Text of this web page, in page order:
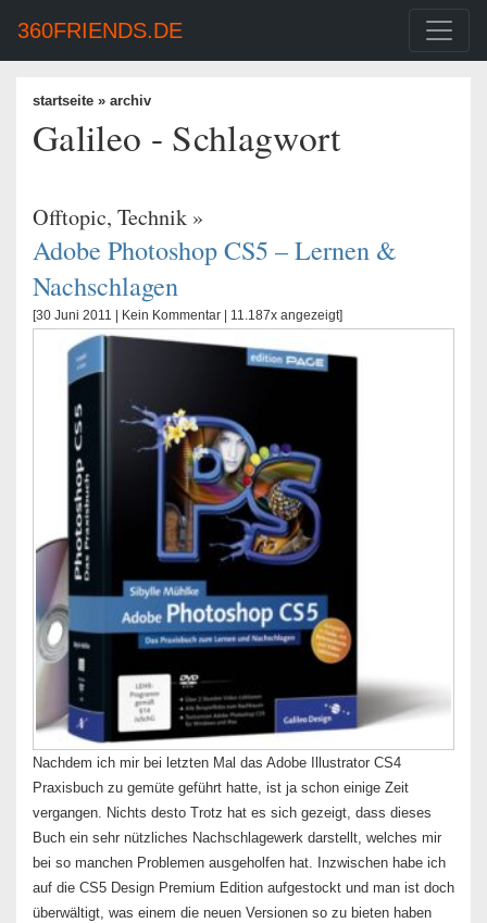
360FRIENDS.DE
startseite » archiv
Galileo - Schlagwort
Offtopic, Technik »
Adobe Photoshop CS5 – Lernen &
Nachschlagen
[30 Juni 2011 | Kein Kommentar | 11.187x angezeigt]
Nachdem ich mir bei letzten Mal das Adobe Illustrator CS4
Praxisbuch zu gemüte geführt hatte, ist ja schon einige Zeit
vergangen. Nichts desto Trotz hat es sich gezeigt, dass dieses
Buch ein sehr nützliches Nachschlagewerk darstellt, welches mir
bei so manchen Problemen ausgeholfen hat. Inzwischen habe ich
auf die CS5 Design Premium Edition aufgestockt und man ist doch
überwältigt, was einem die neuen Versionen so zu bieten haben